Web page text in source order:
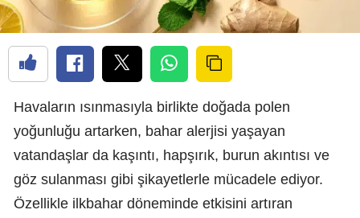
Havaların ısınmasıyla birlikte doğada polen
yoğunluğu artarken, bahar alerjisi yaşayan
vatandaşlar da kaşıntı, hapşırık, burun akıntısı ve
göz sulanması gibi şikayetlerle mücadele ediyor.
Özellikle ilkbahar döneminde etkisini artıran